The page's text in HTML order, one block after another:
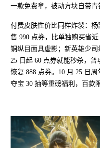
一款免费拿，被动方块自带青
付费皮肤性价比同样炸裂：
售 990 点券，比单独购买省
铜纵目面具虚影；新英雄少司
25 日起 60 点券就能秒杀，
恢复 888 点券。10 月 25 日
夺宝 30 抽等重磅福利，百款